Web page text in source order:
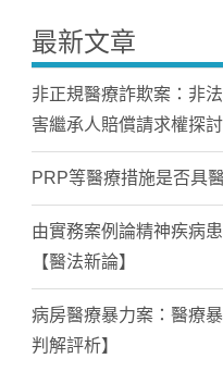
最新文章
非正規醫療詐欺案：非
害繼承人賠償請求權探
PRP等醫療措施是否具
由實務案例論精神疾病
【醫法新論】
病房醫療暴力案：醫療
判解評析】